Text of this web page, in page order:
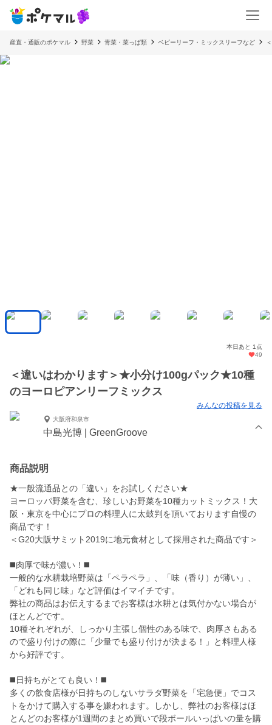
産直・通販のポケマル 野菜 青菜・菜っぱ類 ベビーリーフ・ミックスリーフなど
本日あと 1点
49
＜違いはわかります＞★小分け100gパック★10種
のヨーロピアンリーフミックス
みんなの投稿を見る
大阪府和泉市
中島光博 | GreenGroove
商品説明
★一般流通品との「違い」をお試しください★
ヨーロッパ野菜を含む、珍しいお野菜を10種カットミックス！大
阪・東京を中心にプロの料理人に太鼓判を頂いております自慢の
商品です！
＜G20大阪サミット2019に地元食材として採用された商品です＞
◼️肉厚で味が濃い！◼️
一般的な水耕栽培野菜は「ペラペラ」、「味（香り）が薄い」、
「どれも同じ味」など評価はイマイチです。
弊社の商品はお伝えするまでお客様は水耕とは気付かない場合が
ほとんどです。
10種それぞれが、しっかり主張し個性のある味で、肉厚さもある
ので盛り付けの際に「少量でも盛り付けが決まる！」と料理人様
から好評です。
◼️日持ちがとても良い！◼️
多くの飲食店様が日持ちのしないサラダ野菜を「宅急便」でコス
トをかけて購入する事を嫌われます。しかし、弊社のお客様はほ
とんどのお客様が1週間のまとめ買いで段ボールいっぱいの量を購